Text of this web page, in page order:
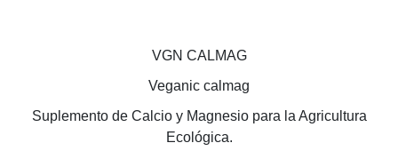
VGN CALMAG
Veganic calmag
Suplemento de Calcio y Magnesio para la Agricultura
Ecológica.